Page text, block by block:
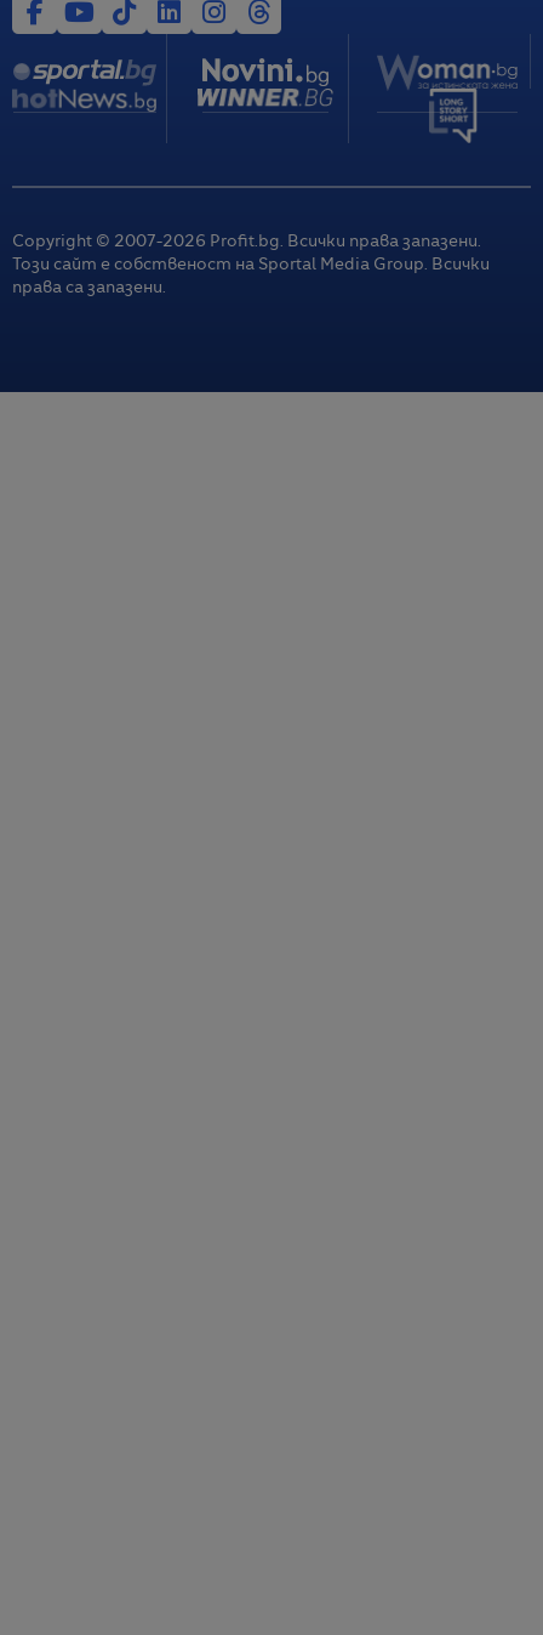
Copyright © 2007-2026 Profit.bg. Всички права запазени.
Този сайт е собственост на Sportal Media Group. Всички
права са запазени.